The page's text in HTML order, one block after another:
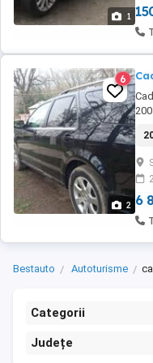
1
2
6
5
6
Bestauto Autoturisme
Categorii
Județe